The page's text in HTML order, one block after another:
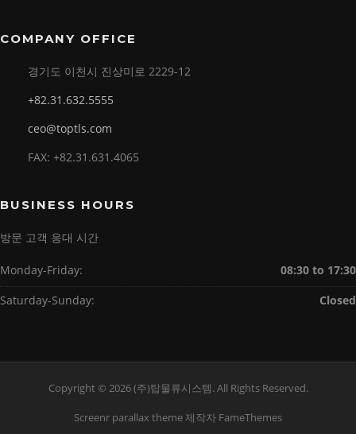
COMPANY OFFICE
경기도 이천시 진상미로 2229-12
+82.31.632.5555
ceo@toptls.com
FAX: +82.31.631.4065
BUSINESS HOURS
방문 고객 응대 시간
Monday-Friday:
08:30 to 17:30
Saturday-Sunday:
Closed
Copyright © 2026 (주)탑물류시스템. All Rights Reserved.
Screenr parallax theme제작자 FameThemes